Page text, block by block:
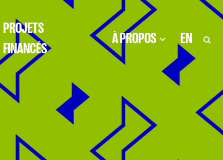
PROJETS
FINANCÉS
À PROPOS EN